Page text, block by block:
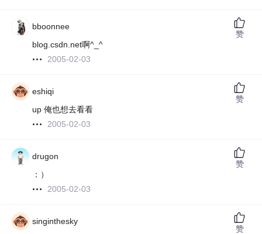
bboonnee
blog.csdn.net啊^_^
2005-02-03
赞
eshiqi
up 俺也想去看看
2005-02-03
赞
drugon
：）
2005-02-03
赞
singinthesky
赞